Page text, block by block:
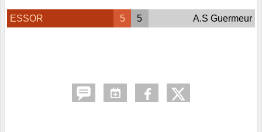
ESSOR 5 5 A.S Guermeur